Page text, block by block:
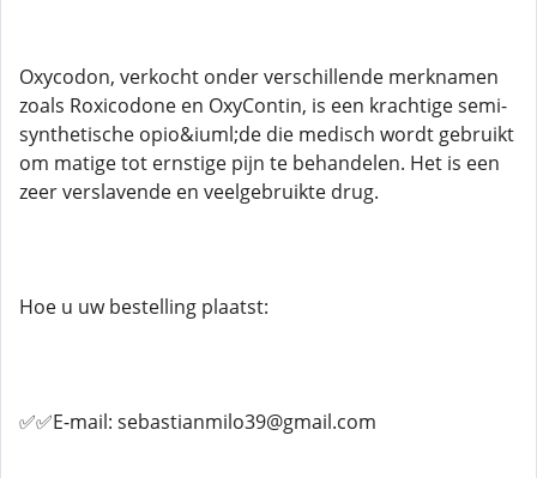
Oxycodon, verkocht onder verschillende merknamen
zoals Roxicodone en OxyContin, is een krachtige semi-
synthetische opio&iuml;de die medisch wordt gebruikt
om matige tot ernstige pijn te behandelen. Het is een
zeer verslavende en veelgebruikte drug.
Hoe u uw bestelling plaatst:
✅✅E-mail: sebastianmilo39@gmail.com